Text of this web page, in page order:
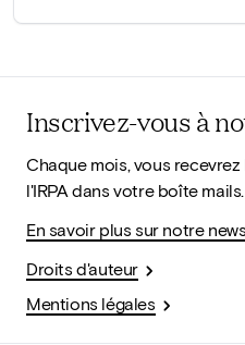
Inscrivez-vous à
Chaque mois, vous
l'IRPA dans votre boîte mails.
En savoir plus sur notre
Droits d'auteur
Mentions légales